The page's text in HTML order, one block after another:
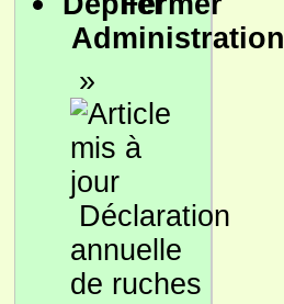
Administration
»
Déclaration
annuelle
de ruches